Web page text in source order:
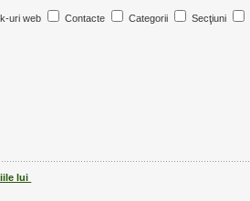
uri web Contacte Categorii Secţiuni
lui